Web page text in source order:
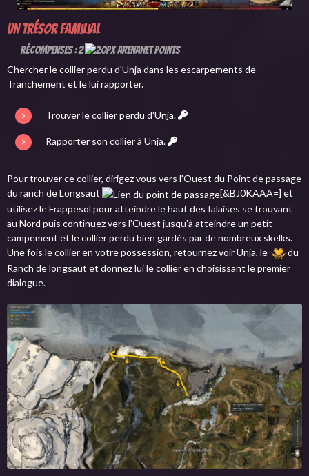
Un trésor familial
Récompenses : 2
Chercher le collier perdu d'Unja dans les escarpements de
Tranchement et le lui rapporter.
Trouver le collier perdu d'Unja.
Rapporter son collier à Unja.
Pour trouver ce collier, dirigez vous vers l'Ouest du Point de passage
du ranch de Longsaut
[&BJ0KAAA=] et
utilisez le Frappesol pour atteindre le haut des falaises se trouvant
au Nord puis continuez vers l'Ouest jusqu'à atteindre un petit
campement et le collier perdu bien gardés par de nombreux skelks.
Une fois le collier en votre possession, retournez voir Unja, le
du
Ranch de longsaut et donnez lui le collier en choisissant le premier
dialogue.